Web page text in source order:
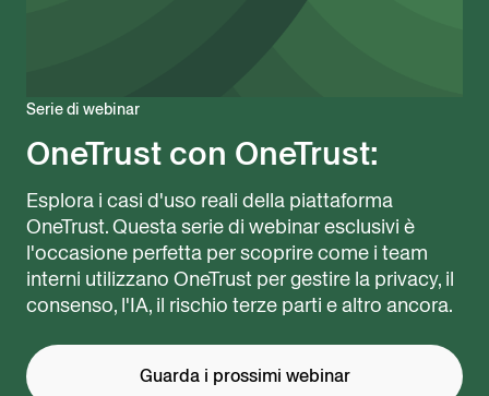
Serie di webinar
OneTrust con OneTrust:
Esplora i casi d'uso reali della piattaforma
OneTrust. Questa serie di webinar esclusivi è
l'occasione perfetta per scoprire come i team
interni utilizzano OneTrust per gestire la privacy, il
consenso, l'IA, il rischio terze parti e altro ancora.
Guarda i prossimi webinar